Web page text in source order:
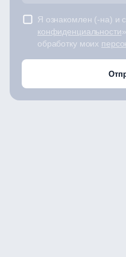
Я ознакомлен (-на) и
конфиденциальности
обработку моих